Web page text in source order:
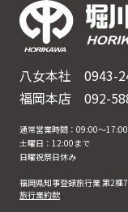
八女本社 0943-
福岡本店 092-
通常営業時間：09:00〜17:00
土曜日：12:00まで
日曜祝祭日休み
福岡県知事登録旅行業 第2種
旅行業約款